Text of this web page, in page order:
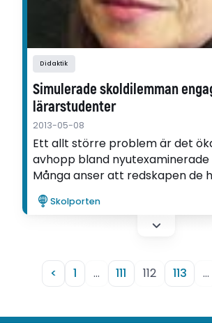
Didaktik
Simulerade skoldilemman
lärarstudenter
2013-05-08
Ett allt större problem är det
avhopp bland nyutexaminerade
Många anser att redskapen de
sig under utbildningstiden är
Edman Stålbrandt har studerat
skolsimuleringar kan användas
Skolporten
< 1 … 111 112 113 …